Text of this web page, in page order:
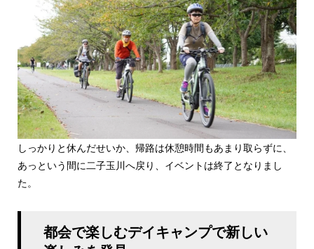
しっかりと休んだせいか、帰路は休憩時間もあまり取らずに、
あっという間に二子玉川へ戻り、イベントは終了となりまし
た。
都会で楽しむデイキャンプで新しい